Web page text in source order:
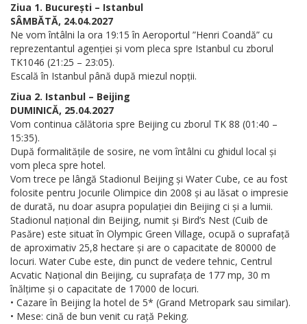
Ziua 1. București – Istanbul
SÂMBĂTĂ, 24.04.2027
Ne vom întâlni la ora 19:15 în Aeroportul ”Henri Coandă” cu
reprezentantul agenției și vom pleca spre Istanbul cu zborul
TK1046 (21:25 – 23:05).
Escală în Istanbul până după miezul nopții.
Ziua 2. Istanbul – Beijing
DUMINICĂ, 25.04.2027
Vom continua călătoria spre Beijing cu zborul TK 88 (01:40 –
15:35).
După formalitățile de sosire, ne vom întâlni cu ghidul local și
vom pleca spre hotel.
Vom trece pe lângă Stadionul Beijing și Water Cube, ce au fost
folosite pentru Jocurile Olimpice din 2008 și au lăsat o impresie
de durată, nu doar asupra populației din Beijing ci și a lumii.
Stadionul național din Beijing, numit și Bird’s Nest (Cuib de
Pasăre) este situat în Olympic Green Village, ocupă o suprafață
de aproximativ 25,8 hectare și are o capacitate de 80000 de
locuri. Water Cube este, din punct de vedere tehnic, Centrul
Acvatic Național din Beijing, cu suprafața de 177 mp, 30 m
înălțime și o capacitate de 17000 de locuri.
• Cazare în Beijing la hotel de 5* (Grand Metropark sau similar).
• Mese: cină de bun venit cu rață Peking.